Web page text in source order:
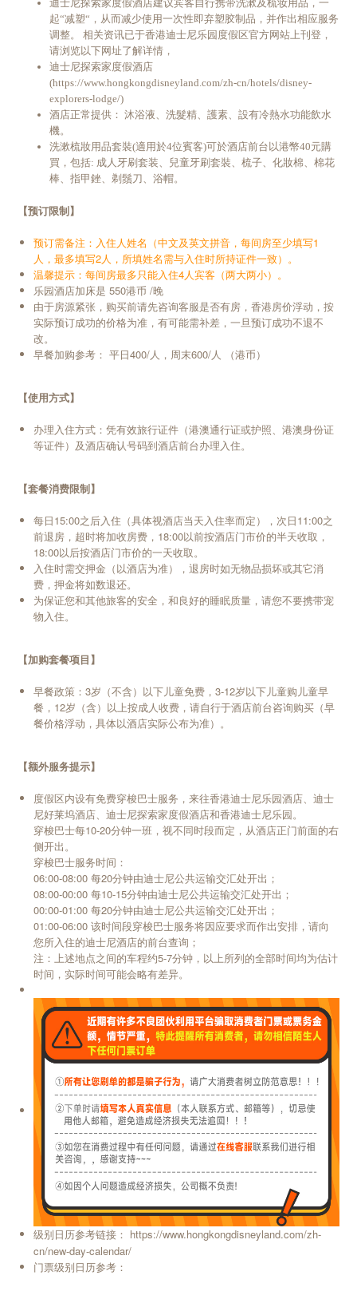
迪士尼探索家度假酒店建议宾客自行携带洗漱及梳妆用品，一
起“减塑“，从而减少使用一次性即弃塑胶制品，并作出相应服务
调整。 相关资讯已于香港迪士尼乐园度假区官方网站上刊登，
请浏览以下网址了解详情，
迪士尼探索家度假酒店
(https://www.hongkongdisneyland.com/zh-cn/hotels/disney-
explorers-lodge/)
酒店正常提供： 沐浴液、洗髮精、護素、設有冷熱水功能飲水
機。
洗漱梳妝用品套裝(適用於4位賓客)可於酒店前台以港幣40元購
買，包括: 成人牙刷套装、兒童牙刷套裝、梳子、化妝棉、棉花
棒、指甲銼、剃鬚刀、浴帽。
【预订限制】
预订需备注：入住人姓名（中文及英文拼音，每间房至少填写1
人，最多填写2人，所填姓名需与入住时所持证件一致）。
温馨提示：每间房最多只能入住4人宾客（两大两小） 。
乐园酒店加床是 550港币 /晚
由于房源紧张，购买前请先咨询客服是否有房，香港房价浮动，按
实际预订成功的价格为准，有可能需补差，一旦预订成功不退不
改。
早餐加购参考： 平日400/人，周末600/人 （港币）
【使用方式】
办理入住方式：凭有效旅行证件（港澳通行证或护照、港澳身份证
等证件）及酒店确认号码到酒店前台办理入住。
【套餐消费限制】
每日15:00之后入住（具体视酒店当天入住率而定），次日11:00之
前退房，超时将加收房费，18:00以前按酒店门市价的半天收取，
18:00以后按酒店门市价的一天收取。
入住时需交押金（以酒店为准），退房时如无物品损坏或其它消
费，押金将如数退还。
为保证您和其他旅客的安全，和良好的睡眠质量，请您不要携带宠
物入住。
【加购套餐项目】
早餐政策：3岁（不含）以下儿童免费，3-12岁以下儿童购儿童早
餐，12岁（含）以上按成人收费，请自行于酒店前台咨询购买（早
餐价格浮动，具体以酒店实际公布为准）。
【额外服务提示】
度假区内设有免费穿梭巴士服务，来往香港迪士尼乐园酒店、迪士
尼好莱坞酒店、迪士尼探索家度假酒店和香港迪士尼乐园。
穿梭巴士每10-20分钟一班，视不同时段而定，从酒店正门前面的右
侧开出。
穿梭巴士服务时间：
06:00-08:00 每20分钟由迪士尼公共运输交汇处开出；
08:00-00:00 每10-15分钟由迪士尼公共运输交汇处开出；
00:00-01:00 每20分钟由迪士尼公共运输交汇处开出；
01:00-06:00 该时间段穿梭巴士服务将因应要求而作出安排，请向
您所入住的迪士尼酒店的前台查询；
注：上述地点之间的车程约5-7分钟，以上所列的全部时间均为估计
时间，实际时间可能会略有差异。
级别 日历参考链接： https://www.hongkongdisneyland.com/zh-
cn/new-day-calendar/
门票级别日历参考：